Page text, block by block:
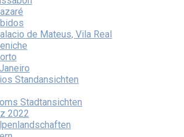
de Mateus, Vila Real
Standansichten
Stadtansichten
2022